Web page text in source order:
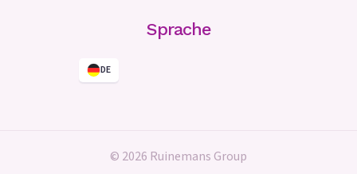
Sprache
DE
© 2026 Ruinemans Group